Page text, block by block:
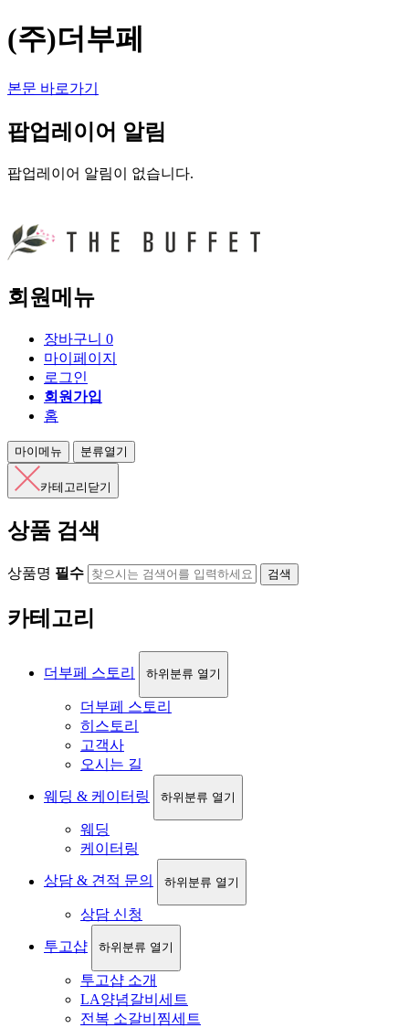
(주)더부페
본문 바로가기
팝업레이어 알림
팝업레이어 알림이 없습니다.
회원메뉴
장바구니 0
마이페이지
로그인
회원가입
홈
마이메뉴 분류열기
카테고리닫기
상품 검색
상품명 필수 검색
카테고리
더부페 스토리 하위분류 열기
더부페 스토리
히스토리
고객사
오시는 길
웨딩 & 케이터링 하위분류 열기
웨딩
케이터링
상담 & 견적 문의 하위분류 열기
상담 신청
투고샵 하위분류 열기
투고샵 소개
LA양념갈비세트
전복 소갈비찜세트